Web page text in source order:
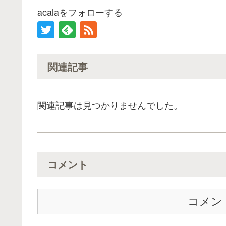
acalaをフォローする
関連記事
関連記事は見つかりませんでした。
コメント
コメン